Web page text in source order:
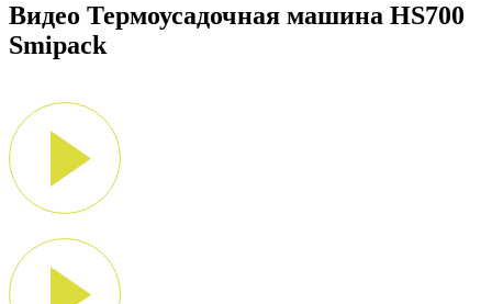
Видео Термоусадочная машина HS700
Smipack